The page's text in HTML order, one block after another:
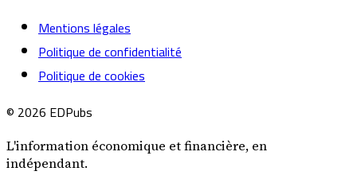
Mentions légales
Politique de confidentialité
Politique de cookies
© 2026 EDPubs
L'information économique et financière, en
indépendant.